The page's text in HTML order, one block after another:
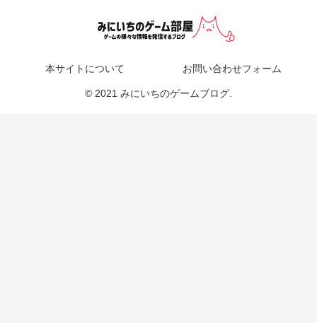
本サイトについて お問い合わせフォーム
© 2021 みにいちのゲームブログ.